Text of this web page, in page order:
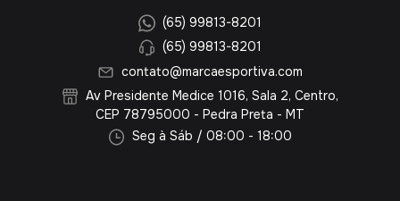
(65) 99813-8201
(65) 99813-8201
contato@marcaesportiva.com
Av Presidente Medice 1016, Sala 2, Centro,
CEP 78795000 - Pedra Preta - MT
Seg à Sáb / 08:00 - 18:00